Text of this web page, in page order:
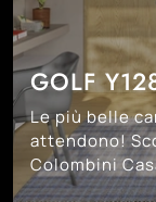
GOLF
Le più belle
attendono!
Colombini